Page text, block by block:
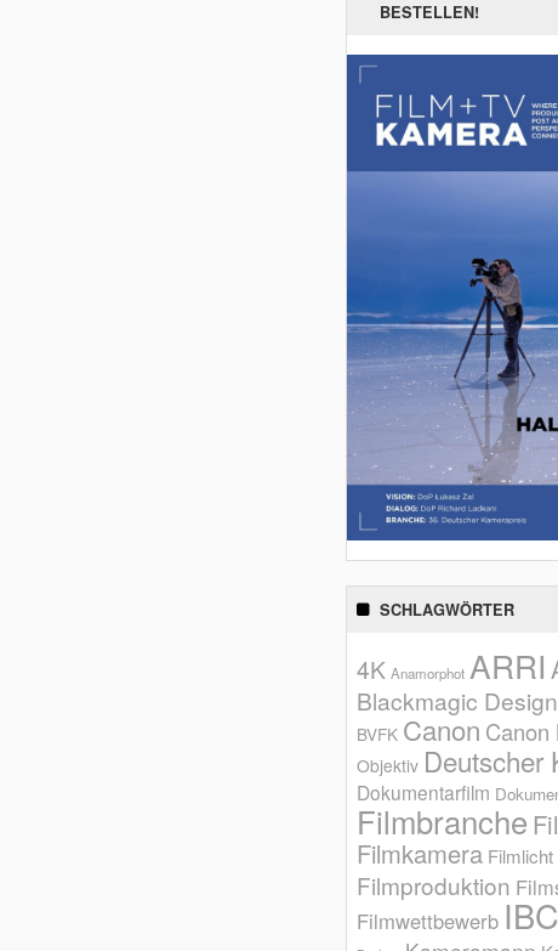
BESTELLEN!
SCHLAGWÖRTER
4K Anamorphot ARRI
Blackmagic Design
BVFK Canon Canon
Objektiv Deutscher
Dokumentarfilm
Filmbranche
Filmkamera Filmlicht
Filmproduktion
Filmwettbewerb IBC